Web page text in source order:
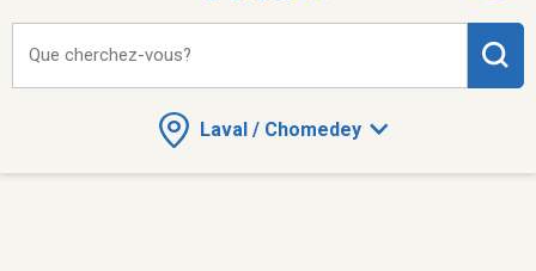
Laval / Chomedey
Que cherchez-vous?